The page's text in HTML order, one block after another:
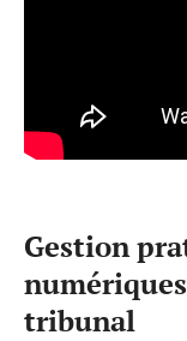
Gestion
tribunal